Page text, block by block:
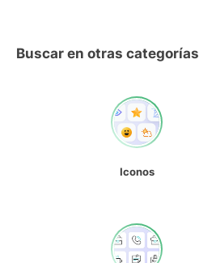
Buscar en otras categorías
Iconos